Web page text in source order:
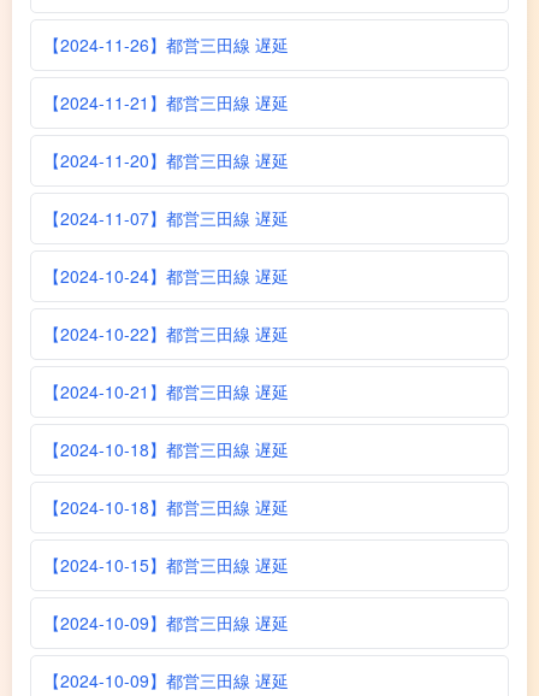
【2024-11-26】都営三田線 遅延
【2024-11-21】都営三田線 遅延
【2024-11-20】都営三田線 遅延
【2024-11-07】都営三田線 遅延
【2024-10-24】都営三田線 遅延
【2024-10-22】都営三田線 遅延
【2024-10-21】都営三田線 遅延
【2024-10-18】都営三田線 遅延
【2024-10-18】都営三田線 遅延
【2024-10-15】都営三田線 遅延
【2024-10-09】都営三田線 遅延
【2024-10-09】都営三田線 遅延